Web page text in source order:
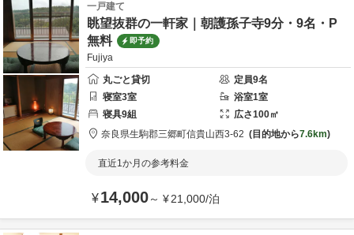
一戸建て
眺望抜群の一軒家｜朝護孫子寺9分・9名・P
無料
即予約
Fujiya
丸ごと貸切
定員9名
寝室3室 浴室1室
寝具9組 広さ100㎡
奈良県生駒郡三郷町信貴山西3-62 目的地から7.6km
直近1か月の参考料金
¥14,000～ ¥21,000/泊